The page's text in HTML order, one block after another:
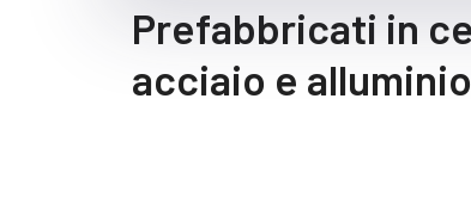
Prefabbricati in
acciaio e alluminio